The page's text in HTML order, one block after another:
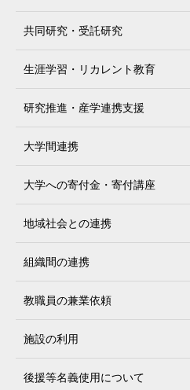
共同研究・受託研究
生涯学習・リカレント教育
研究推進・産学連携支援
大学間連携
大学への寄付金・寄付講座
地域社会との連携
組織間の連携
教職員の兼業依頼
施設の利用
後援等名義使用について